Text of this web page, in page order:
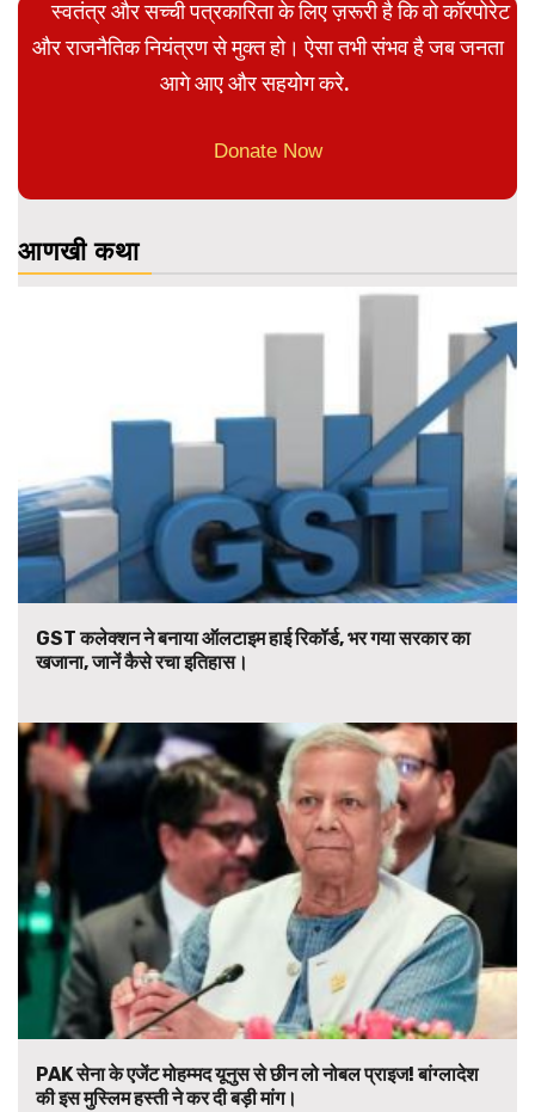
स्वतंत्र और सच्ची पत्रकारिता के लिए ज़रूरी है कि वो कॉरपोरेट
और राजनैतिक नियंत्रण से मुक्त हो। ऐसा तभी संभव है जब जनता
आगे आए और सहयोग करे.
Donate Now
आणखी कथा
GST कलेक्शन ने बनाया ऑलटाइम हाई रिकॉर्ड, भर गया सरकार का
खजाना, जानें कैसे रचा इतिहास।
PAK सेना के एजेंट मोहम्मद यूनुस से छीन लो नोबल प्राइज! बांग्लादेश
की इस मुस्लिम हस्ती ने कर दी बड़ी मांग।